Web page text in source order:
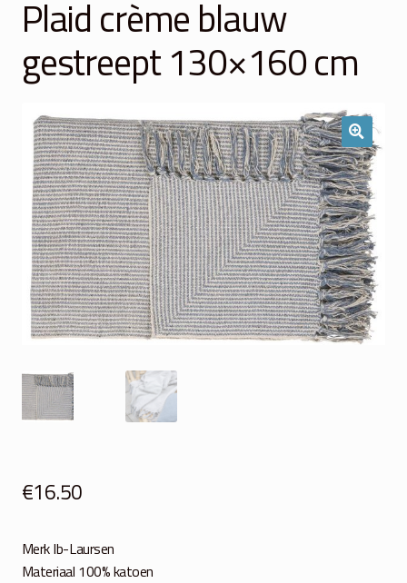
Winkelmand
Over Ons
Veelgestelde vragen
Contact
Plaid crème blauw
gestreept 130×160 cm
€16.50
Merk Ib-Laursen
Materiaal 100% katoen